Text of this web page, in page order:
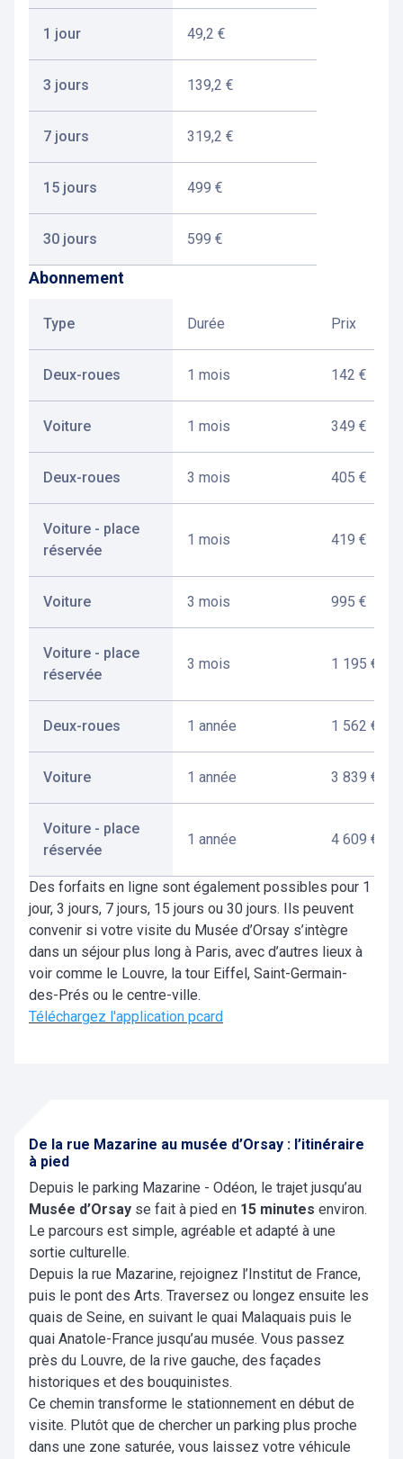
1 jour 49,2 €
3 jours 139,2 €
7 jours 319,2 €
15 jours 499 €
30 jours 599 €
Abonnement
Type Durée Prix
Deux-roues 1 mois 142 €
Voiture 1 mois 349 €
Deux-roues 3 mois 405 €
Voiture - place
réservée
1 mois 419 €
Voiture 3 mois 995 €
Voiture - place
réservée
3 mois 1 195 €
Deux-roues 1 année 1 562 €
Voiture 1 année 3 839 €
Voiture - place
réservée
1 année 4 609 €
Des forfaits en ligne sont également possibles pour 1
jour, 3 jours, 7 jours, 15 jours ou 30 jours. Ils peuvent
convenir si votre visite du Musée d’Orsay s’intègre
dans un séjour plus long à Paris, avec d’autres lieux à
voir comme le Louvre, la tour Eiffel, Saint-Germain-
des-Prés ou le centre-ville.
Téléchargez l'application pcard
De la rue Mazarine au musée d’Orsay : l’itinéraire
à pied
Depuis le parking Mazarine - Odéon, le trajet jusqu’au
Musée d’Orsay se fait à pied en 15 minutes environ.
Le parcours est simple, agréable et adapté à une
sortie culturelle.
Depuis la rue Mazarine, rejoignez l’Institut de France,
puis le pont des Arts. Traversez ou longez ensuite les
quais de Seine, en suivant le quai Malaquais puis le
quai Anatole-France jusqu’au musée. Vous passez
près du Louvre, de la rive gauche, des façades
historiques et des bouquinistes.
Ce chemin transforme le stationnement en début de
visite. Plutôt que de chercher un parking plus proche
dans une zone saturée, vous laissez votre véhicule